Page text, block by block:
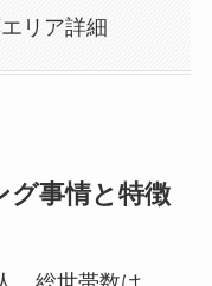
リア詳細
グ事情と特徴